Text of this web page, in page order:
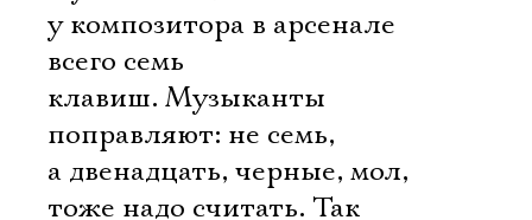
у композитора в арсенале
всего семь
клавиш. Музыканты
поправляют: не семь,
а двенадцать, черные, мол,
тоже надо считать. Так